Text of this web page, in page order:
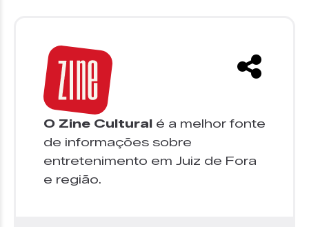
O Zine Cultural é a melhor fonte
de informações sobre
entretenimento em Juiz de Fora
e região.